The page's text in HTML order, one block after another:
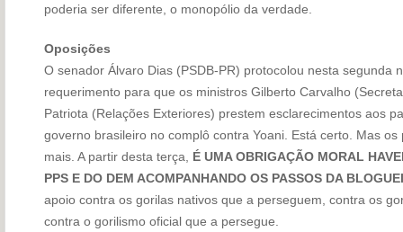
poderia ser diferente, o monopólio da verdade.
Oposições
O senador Álvaro Dias (PSDB-PR) protocolou nesta segunda
requerimento para que os ministros Gilberto Carvalho
Patriota (Relações Exteriores) prestem esclarecimentos aos
governo brasileiro no complô contra Yoani. Está certo. Mas
mais. A partir desta terça, É UMA OBRIGAÇÃO MORAL
PPS E DO DEM ACOMPANHANDO OS PASSOS DA
apoio contra os gorilas nativos que a perseguem, contra os
contra o gorilismo oficial que a persegue.